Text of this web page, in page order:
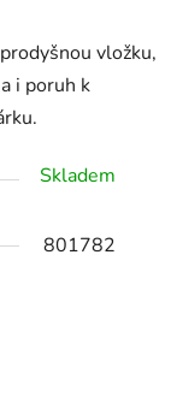
vložku,
i poruh k
Skladem
801782